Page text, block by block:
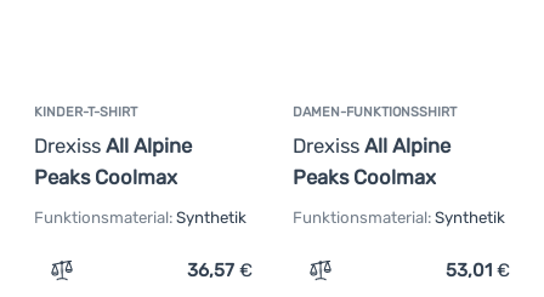
KINDER-T-SHIRT
Drexiss All Alpine
Peaks Coolmax
Funktionsmaterial: Synthetik
Zum Vergleich 'Kinder-T-Shirt Drexiss All Alpine Peaks
36,57 €
DAMEN-FUNKTIONSSHIRT
Drexiss All Alpine
Peaks Coolmax
Funktionsmaterial: Synthetik
Zum Vergleich 'Damen-
53,01 €